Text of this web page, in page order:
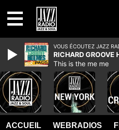
ACCUEIL WEBRADIOS
VOUS ÉCOUTEZ JAZZ
RICHARD GROOVE
This is the me me